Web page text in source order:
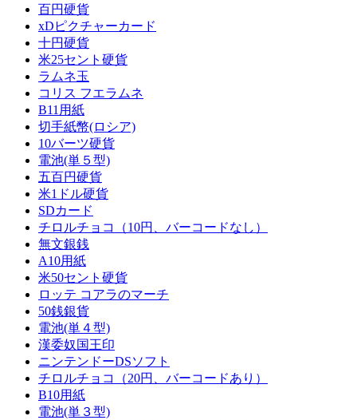
百円硬貨
xDピクチャーカード
十円硬貨
米25セント硬貨
ラムネ玉
コリス フエラムネ
B11用紙
切手紙幣(ロシア)
10バーツ硬貨
電池(単５型)
五百円硬貨
米1ドル硬貨
SDカード
チロルチョコ（10円、バーコードなし）
無文銀銭
A10用紙
米50セント硬貨
ロッテ コアラのマーチ
50銭銀貨
電池(単４型)
漢委奴国王印
ニンテンドーDSソフト
チロルチョコ（20円、バーコードあり）
B10用紙
電池(単３型)